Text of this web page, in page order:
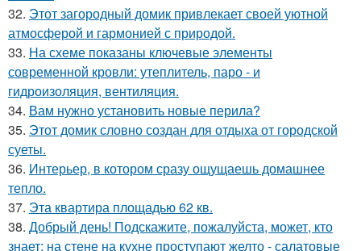
32. Этот загородный домик привлекает своей уютной
атмосферой и гармонией с природой.
33. На схеме показаны ключевые элементы
современной кровли: утеплитель, паро - и
гидроизоляция, вентиляция.
34. Вам нужно установить новые перила?
35. Этот домик словно создан для отдыха от городской
суеты.
36. Интерьер, в котором сразу ощущаешь домашнее
тепло.
37. Эта квартира площадью 62 кв.
38. Добрый день! Подскажите, пожалуйста, может, кто
знает: на стене на кухне проступают желто - салатовые